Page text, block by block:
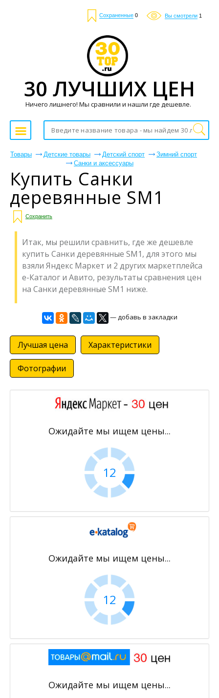
Сохраненные 0 Вы смотрели 1
Товары Детские товары Детский спорт
Зимний спорт
Санки и аксессуары
Купить Санки
деревянные SM1
Сохранить
Итак, мы решили сравнить, где же дешевле
купить Санки деревянные SM1, для этого мы
взяли Яндекс Маркет и 2 других маркетплейса
е-Каталог и Авито, результаты сравнения цен
на Санки деревянные SM1 ниже.
— добавь в закладки
Лучшая цена Характеристики
Фотографии
Ожидайте мы ищем цены...
11
Ожидайте мы ищем цены...
11
Ожидайте мы ищем цены...
30 ЛУЧШИХ ЦЕН
Ничего лишнего! Мы сравнили и нашли где дешевле.